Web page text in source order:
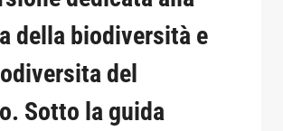
della biodiversità e
del
Sotto la guida